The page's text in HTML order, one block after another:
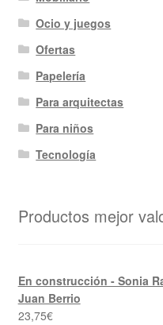
Ocio y juegos
Ofertas
Papelería
Para arquitectas
Para niños
Tecnología
Productos mejor
En construcción - Sonia
Juan Berrio
23,75€